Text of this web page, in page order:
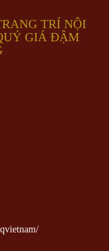
TRÍ NỘI
GIÁ ĐẬM